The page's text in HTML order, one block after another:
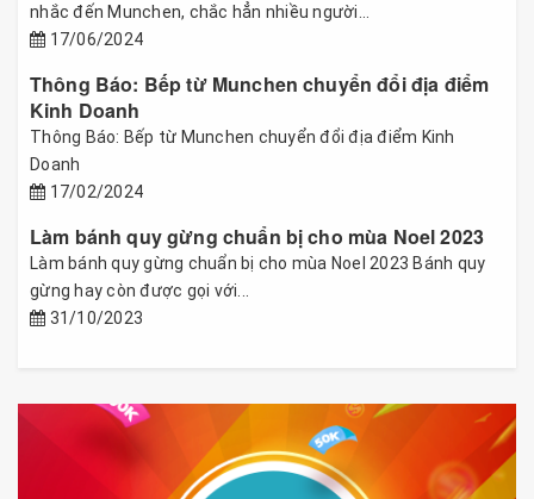
nhắc đến Munchen, chắc hẳn nhiều người...
17/06/2024
Thông Báo: Bếp từ Munchen chuyển đổi địa điểm
Kinh Doanh
Thông Báo: Bếp từ Munchen chuyển đổi địa điểm Kinh
Doanh
17/02/2024
Làm bánh quy gừng chuẩn bị cho mùa Noel 2023
Làm bánh quy gừng chuẩn bị cho mùa Noel 2023 Bánh quy
gừng hay còn được gọi với...
31/10/2023